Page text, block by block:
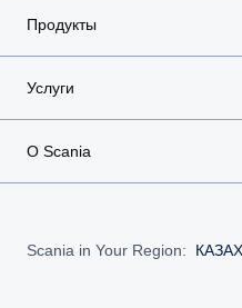
Продукты
Услуги
О Scania
Scania in Your Region: